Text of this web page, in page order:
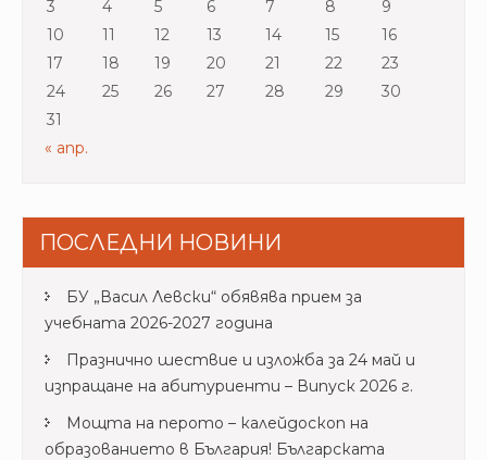
3
4 5 6 7 8
9
10
11 12 13 14 15
16
17
18 19 20 21 22
23
24
25 26 27 28 29
30
31
« апр.
ПОСЛЕДНИ НОВИНИ
БУ „Васил Левски“ обявява прием за
учебната 2026-2027 година
Празнично шествие и изложба за 24 май и
изпращане на абитуриенти – Випуск 2026 г.
Мощта на перото – калейдоскоп на
образованието в България! Българската